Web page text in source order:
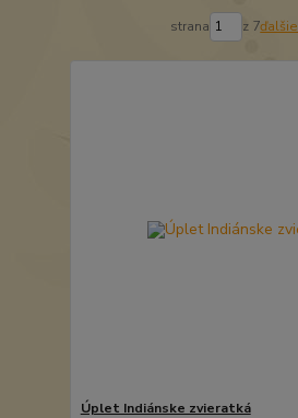
strana z 7ďalšie
Úplet Indiánske zvieratká